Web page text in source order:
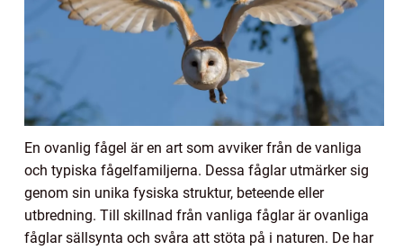
En ovanlig fågel är en art som avviker från de vanliga
och typiska fågelfamiljerna. Dessa fåglar utmärker sig
genom sin unika fysiska struktur, beteende eller
utbredning. Till skillnad från vanliga fåglar är ovanliga
fåglar sällsynta och svåra att stöta på i naturen. De har